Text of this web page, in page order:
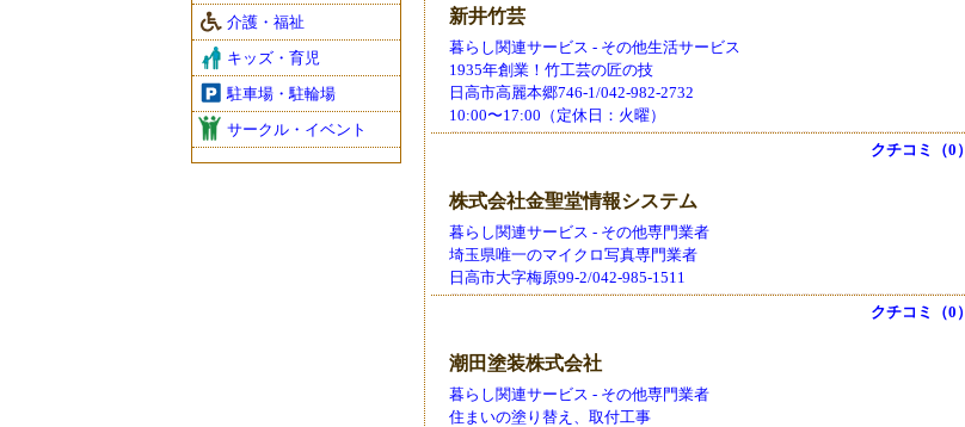
介護・福祉
キッズ・育児
駐車場・駐輪場
サークル・イベント
新井竹芸
暮らし関連サービス - その他生活サービス
1935年創業！竹工芸の匠の技
日高市高麗本郷746-1/042-982-2732
10:00〜17:00（定休日：火曜）
クチコミ（0）
株式会社金聖堂情報システム
暮らし関連サービス - その他専門業者
埼玉県唯一のマイクロ写真専門業者
日高市大字梅原99-2/042-985-1511
クチコミ（0）
潮田塗装株式会社
暮らし関連サービス - その他専門業者
住まいの塗り替え、取付工事